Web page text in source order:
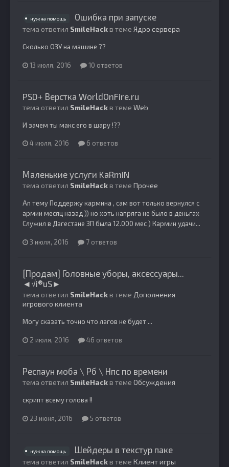
нужна помощь Ошибка при запуске
тема ответил SmileHackв теме Ядро сервера
Сколько ОЗУ на машине ??
13 июля, 2016 10 ответов
PSD+ Верстка WorldOnFire.ru
тема ответил SmileHackв теме Web
И зачем ты макс его в шару !??
4 июля, 2016 6 ответов
Маленькие услуги KaRmiN
тема ответил SmileHackв теме Прочее
Ап тему Поддержу кармина , сам вот только вернулся с
армии месяц назад )) но хоть напряга не было в деньгах
Служил в Дагестане ЗП была 12.000 мес ) Кармин удачи...
3 июля, 2016 7 ответов
[Продам] Головные уборы, аксессуары...
◄√i®uS►
тема ответил SmileHackв теме Дополнения
игрового клиента
Могу сказать точно что лагов не будет ...
2 июля, 2016 46 ответов
Респаун моба \ Рб \ Нпс по времени
тема ответил SmileHackв теме Обсуждения
скрипт всему голова !!
23 июня, 2016 5 ответов
нужна помощь Шейдеры в текстур паке
тема ответил SmileHackв теме Клиент игры